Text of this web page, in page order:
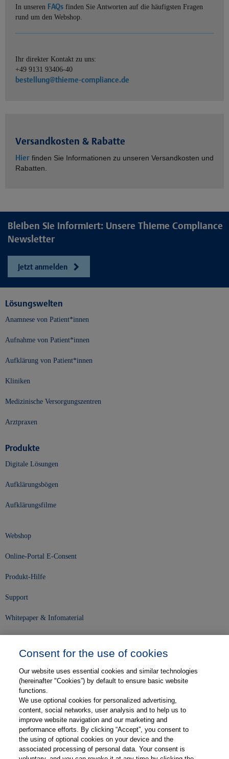
In unseren FAQs finden Sie Antworten auf die häufigsten Fragen
rund um den Webshop.
Ihr direkter Kontakt zu uns:
+49 9131 93406-40
bestellung@thieme-compliance.de
Versandkosten & Rabatte
Hier finden Sie Informationen zu unseren Versandkosten und
Rabatten.
Bleiben Sie informiert: Unsere Thieme Compliance
Newsletter
Jetzt anmelden
Lösungswelten
Anamnese von Patient*innen
Aufnahme von Patient*innen
Aufklärung von Patient*innen
Kliniken
Medizinische Versorgungszentren
Arztpraxen
Produkte
Digitale Lösungen
Aufklärungsbögen
Aufklärungsfilme
Webshop
Online-Portal E-Consent
Produkt-Hilfe
Support
Whitepaper & Infomaterial
Karriere
Kontakt
Web-Semniare
Anwenderberichte
Consent for the use of cookies
Our website uses essential cookies and similar technologies
(hereinafter "Cookies”) by default to ensure basic website
functions.
We use optional cookies for personalized advertising,
content, social networks, user analysis and to help us to
improve website navigation and our marketing and
performance efforts. By clicking “Accept”, you consent to
the using of optional cookies on your device and the
associated processing of personal data. Your consent is